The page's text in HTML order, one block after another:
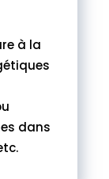
à la
dans